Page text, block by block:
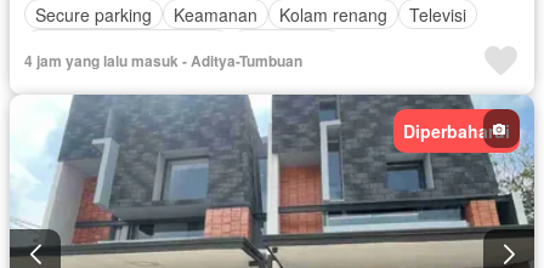
Secure parking
Keamanan Kolam renang
Televisi
Akses bagi penyandang disabilitas
Dapur lengkap
Rumah jaga
Pemandangan panorama
Pay TV access
Keamanan 24 jam
Air Angkat Berperabot lengkap
4 jam yang lalu masuk - Aditya-Tumbuan
Diperbaharui